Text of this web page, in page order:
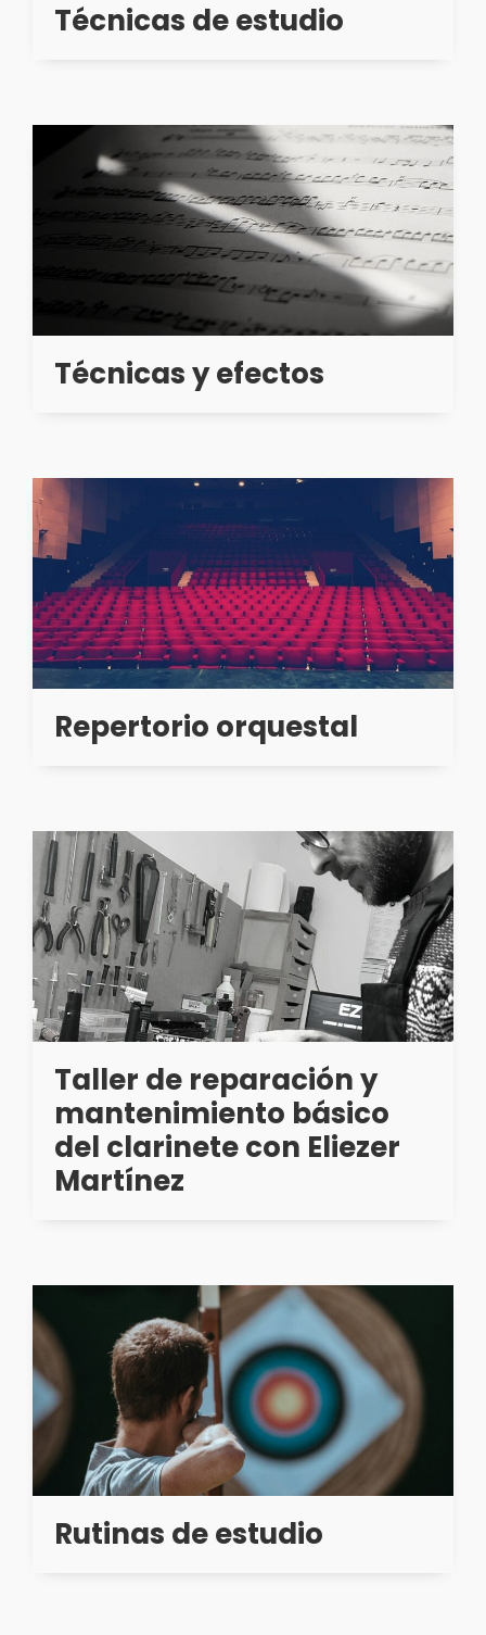
Técnicas de estudio
Técnicas y efectos
Repertorio orquestal
Taller de reparación y
mantenimiento básico
del clarinete con Eliezer
Martínez
Rutinas de estudio